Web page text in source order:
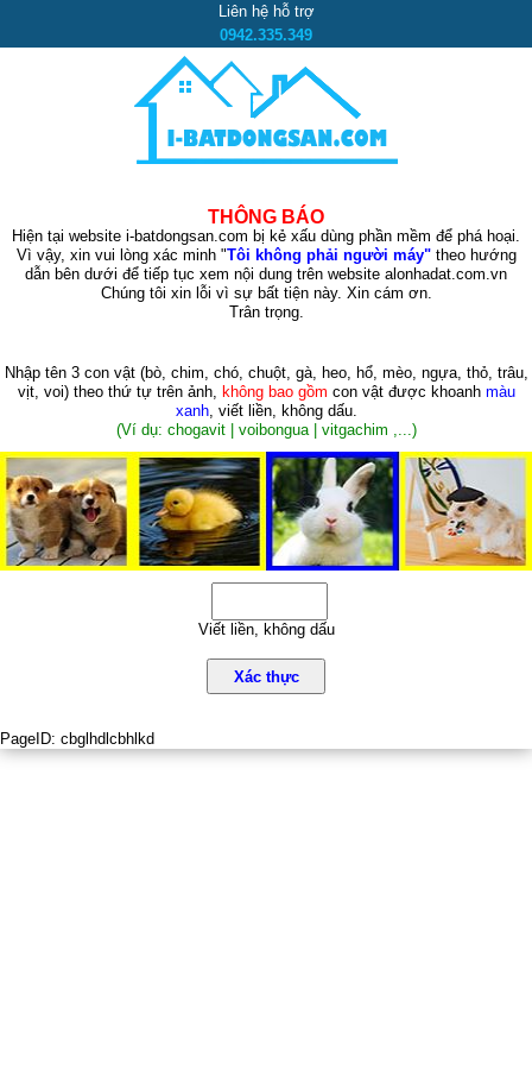
Liên hệ hỗ trợ
0942.335.349
THÔNG BÁO
Hiện tại website i-batdongsan.com bị kẻ xấu dùng phần mềm để phá hoại.
Vì vậy, xin vui lòng xác minh "Tôi không phải người máy"theo hướng
dẫn bên dưới để tiếp tục xem nội dung trên website alonhadat.com.vn
Chúng tôi xin lỗi vì sự bất tiện này. Xin cám ơn.
Trân trọng.
Nhập tên 3 con vật (bò, chim, chó, chuột, gà, heo, hổ, mèo, ngựa, thỏ, trâu,
vịt, voi)theo thứ tự trên ảnh, không bao gồm con vật được khoanh màu
xanh, viết liền, không dấu.
(Ví dụ: chogavit | voibongua | vitgachim ,...)
Viết liền, không dấu
Xác thực
PageID: cbglhdlcbhlkd